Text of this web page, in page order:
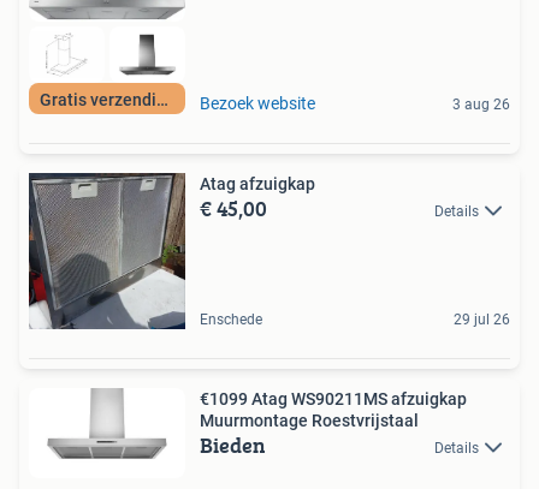
Gratis verzending Bezoek website 3 aug 26
Atag afzuigkap
€ 45,00 Details
Enschede 29 jul 26
€1099 Atag WS90211MS afzuigkap
Muurmontage Roestvrijstaal
Bieden Details